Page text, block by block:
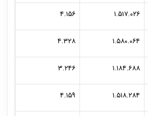
۱.۵۱۷.۰۲۶ ۴.۱۵۶
۱.۵۸۰.۰۶۴ ۴.۳۲۸
۱.۱۸۴.۶۸۸ ۳.۲۴۶
۱.۵۱۸.۲۸۴ ۴.۱۵۹